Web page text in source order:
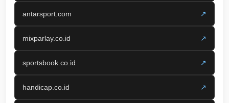
antarsport.com ↗
mixparlay.co.id ↗
sportsbook.co.id ↗
handicap.co.id ↗